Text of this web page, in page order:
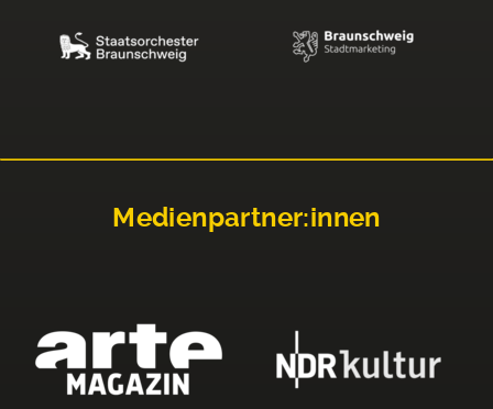
Medienpartner:innen